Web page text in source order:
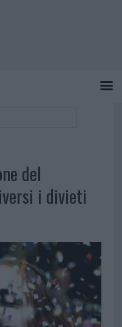
del
i divieti